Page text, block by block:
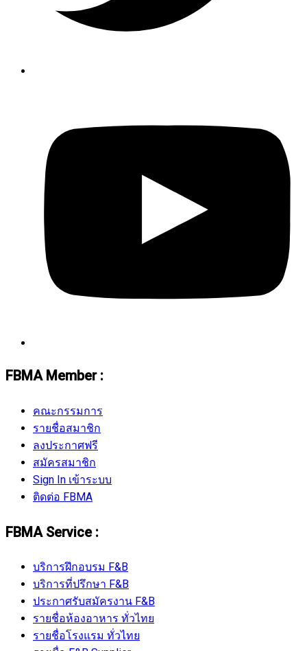
FBMA Member :
คณะกรรมการ
รายชื่อสมาชิก
ลงประกาศฟรี
สมัครสมาชิก
Sign In เข้าระบบ
ติดต่อ FBMA
FBMA Service :
บริการฝึกอบรม F&B
บริการที่ปรึกษา F&B
ประกาศรับสมัครงาน F&B
รายชื่อห้องอาหาร ทั่วไทย
รายชื่อโรงแรม ทั่วไทย